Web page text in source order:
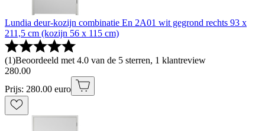
Lundia deur-kozijn combinatie En 2A01 wit gegrond rechts 93 x
211,5 cm (kozijn 56 x 115 cm)
(1)Beoordeeld met 4.0 van de 5 sterren, 1 klantreview
280.00
Prijs: 280.00 euro